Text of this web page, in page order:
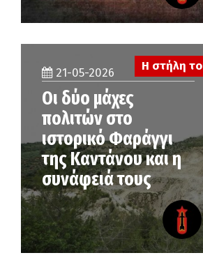
21-05-2026
Οι δύο μάχες
πολιτών στο
ιστορικό Φαράγγι
της Καντάνου και η
συνάφειά τους
Η στήλη